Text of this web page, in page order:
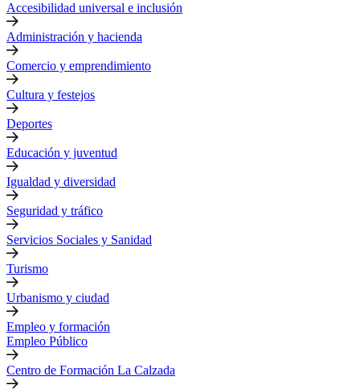
Accesibilidad universal e inclusión
Administración y hacienda
Comercio y emprendimiento
Cultura y festejos
Deportes
Educación y juventud
Igualdad y diversidad
Seguridad y tráfico
Servicios Sociales y Sanidad
Turismo
Urbanismo y ciudad
Empleo y formación
Empleo Público
Centro de Formación La Calzada